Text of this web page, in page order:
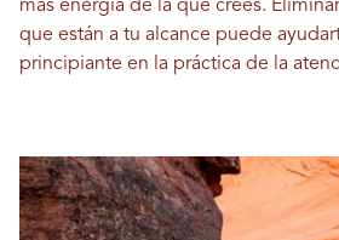
más energía de la que crees.
que están a tu alcance puede
principiante en la práctica de la